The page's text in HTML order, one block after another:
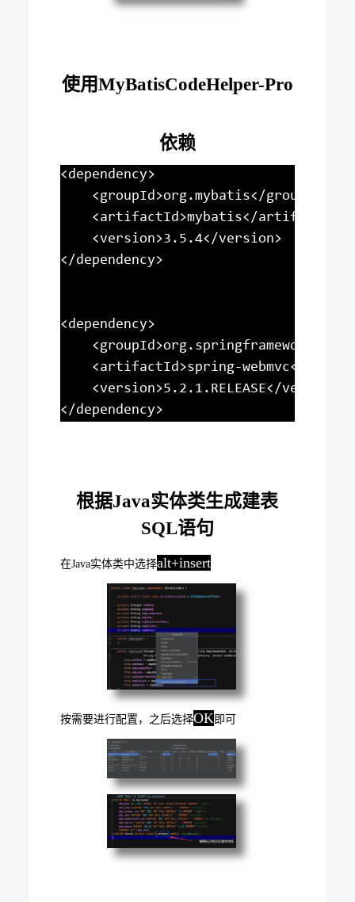
使用MyBatisCodeHelper-Pro
依赖
<dependency>
</dependency>
<dependency>
根据Java实体类生成建表
SQL语句
在Java实体类中选择alt+insert
按需要进行配置，之后选择OK即可